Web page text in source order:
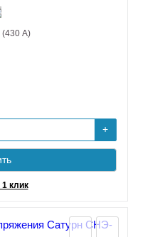
(430 А)
+
1 клик